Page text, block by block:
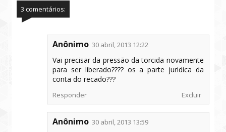
3 comentários:
Anônimo 30 abril, 2013 12:22
Vai precisar da pressão da torcida novamente
para ser liberado???? os a parte juridica da
conta do recado???
Responder Excluir
Anônimo 30 abril, 2013 13:59